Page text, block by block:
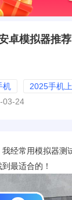
卓模拟器推
机
2025手机
03-24
经常用模拟器
最适合的！